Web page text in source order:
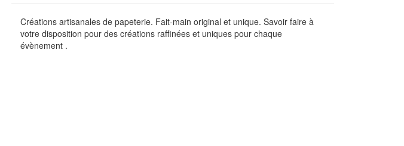
Créations artisanales de papeterie. Fait-main original et unique. Savoir faire à
votre disposition pour des créations raffinées et uniques pour chaque
évènement .